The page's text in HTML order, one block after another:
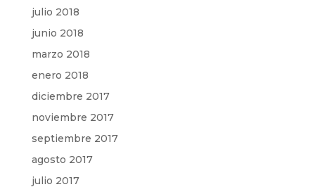
julio 2018
junio 2018
marzo 2018
enero 2018
diciembre 2017
noviembre 2017
septiembre 2017
agosto 2017
julio 2017